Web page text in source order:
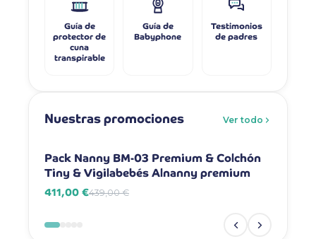
Guía de
protector de
cuna
transpirable
Guía de
Babyphone
Testimonios
de padres
Nuestras promociones Ver todo
Pack Nanny BM-03 Premium & Colchón
Tiny & Vigilabebés Alnanny premium
411,00 €439,00 €